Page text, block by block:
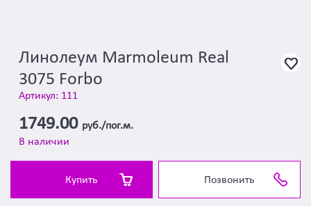
Линолеум Marmoleum Real
3075 Forbo
Артикул: 111
1749.00 руб./пог.м.
В наличии
Купить Позвонить